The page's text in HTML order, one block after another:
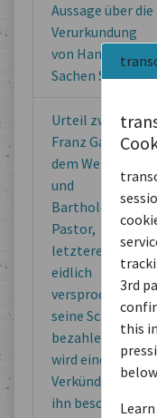
3rd
this
Aussage über die
Verurkundung
von Hans Bart in
Sachen Scherer
Urteil zwischen
Franz Galizian
dem Weinmann
und
Bartholomäus
Pastor,
letzterer habe
eidlich
versprochen,
seine Schuld zu
bezahlen, jetzt
wird eine
Verkündung an
ihn beschlossen